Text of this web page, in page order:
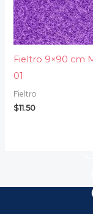
Fieltro 9×90 cm
01
Fieltro
$11.50